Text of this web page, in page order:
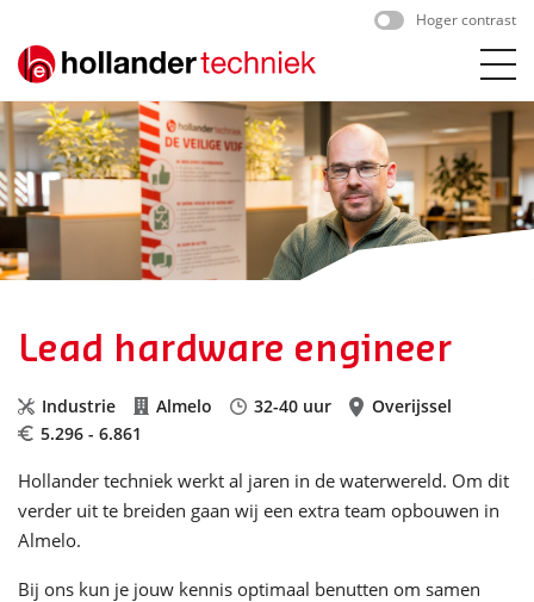
content
Hoger contrast
Lead hardware engineer
Industrie Almelo 32-40 uur
Overijssel
5.296 - 6.861
Hollander techniek werkt al jaren in de waterwereld. Om dit
verder uit te breiden gaan wij een extra team opbouwen in
Almelo.
Bij ons kun je jouw kennis optimaal benutten om samen